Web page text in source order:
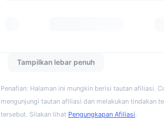
Tampilkan lebar penuh
Penafian: Halaman ini mungkin berisi tautan afiliasi.
mengunjungi tautan afiliasi dan melakukan tindakan
tersebut. Silakan lihat Pengungkapan Afiliasi.